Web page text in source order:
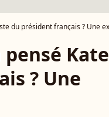
français ? Une experte
Kate
? Une